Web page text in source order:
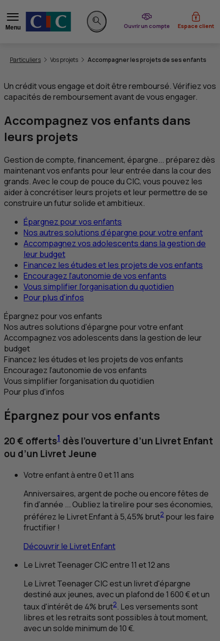
Menu
Rechercher sur le site
Ouvrir un compte
du CIC Espace client
Particuliers Vos projets Accompagner les projets de ses enfants
Un crédit vous engage et doit être remboursé. Vérifiez vos
capacités de remboursement avant de vous engager.
Accompagnez vos enfants dans
leurs projets
Gestion de compte, financement, épargne... préparez dès
maintenant vos enfants pour leur entrée dans la cour des
grands. Avec le coup de pouce duCIC, vous pouvez les
aider à concrétiser leurs projets et leur permettre de se
construire un futur solide et ambitieux.
Épargnez pour vos enfants
Nos autres solutions d’épargne pour votre enfant
Accompagnez vos adolescents dans la gestion de
leur budget
Financez les études et les projets de vos enfants
Encouragez l’autonomie de vos enfants
Vous simplifier l’organisation du quotidien
Pour plus d'infos
Épargnez pour vos enfants
Nos autres solutions d’épargne pour votre enfant
Accompagnez vos adolescents dans la gestion de leur
budget
Financez les études et les projets de vos enfants
Encouragez l’autonomie de vos enfants
Vous simplifier l’organisation du quotidien
Pour plus d'infos
Épargnez pour vos enfants
20 € offerts1 dès l’ouverture d’un Livret Enfant
ou d’un Livret Jeune
Votre enfant à entre 0 et 11 ans
Anniversaires, argent de poche ou encore fêtes de
fin d’année ... Oubliez la tirelire pour ses économies,
préférez le Livret Enfant à 5,45% brut2 pour les faire
fructifier !
Découvrir le Livret Enfant
Le LivretTeenagerCICentre 11 et 12 ans
Le LivretTeenagerCICest un livret d'épargne
destiné aux jeunes, avec un plafond de 1 600 € et un
taux d'intérêt de 4% brut2. Les versements sont
libres et les retraits sont possibles à tout moment,
avec un solde minimum de 10 €.